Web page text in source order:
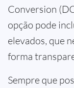
Conversion
opção pode
elevados, que
forma
Sempre que